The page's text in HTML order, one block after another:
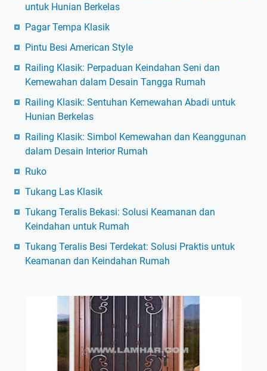
untuk Hunian Berkelas
Pagar Tempa Klasik
Pintu Besi American Style
Railing Klasik: Perpaduan Keindahan Seni dan
Kemewahan dalam Desain Tangga Rumah
Railing Klasik: Sentuhan Kemewahan Abadi untuk
Hunian Berkelas
Railing Klasik: Simbol Kemewahan dan Keanggunan
dalam Desain Interior Rumah
Ruko
Tukang Las Klasik
Tukang Teralis Bekasi: Solusi Keamanan dan
Keindahan untuk Rumah
Tukang Teralis Besi Terdekat: Solusi Praktis untuk
Keamanan dan Keindahan Rumah